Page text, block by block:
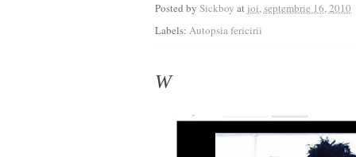
Posted by Sickboy at joi, septembrie 16, 2010
Labels: Autopsia fericirii
W